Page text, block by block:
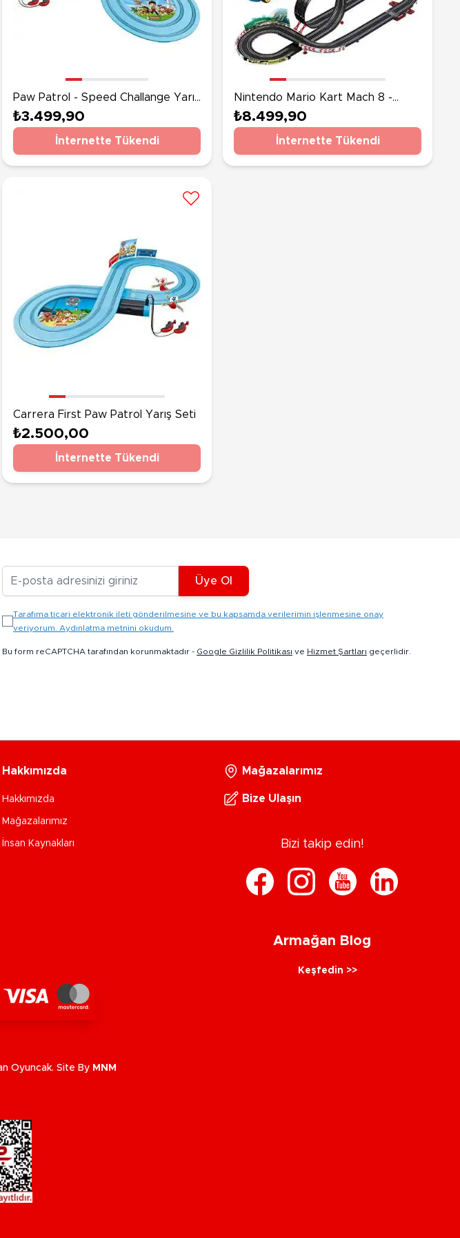
Paw Patrol - Speed Challange Yarış
Pisti
₺3.499,90
İnternette Tükendi
Nintendo Mario Kart Mach 8 -
Speed Challange Yarış Pisti
₺8.499,90
İnternette Tükendi
Carrera First Paw Patrol Yarış Seti
₺2.500,00
İnternette Tükendi
Üye Ol
Tarafıma ticari elektronik ileti gönderilmesine ve bu kapsamda verilerimin işlenmesine onay
veriyorum. Aydınlatma metnini okudum.
Bu form reCAPTCHA tarafından korunmaktadır - Google Gizlilik Politikası ve Hizmet Şartları geçerlidir.
Hakkımızda
Hakkımızda
Mağazalarımız
İnsan Kaynakları
Mağazalarımız
Bize Ulaşın
Bizi takip edin!
Armağan Blog
Keşfedin >>
Oyuncak. Site By MNM